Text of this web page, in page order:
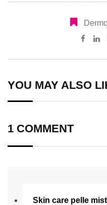
YOU MAY ALSO
1 COMMENT
Skin care pelle